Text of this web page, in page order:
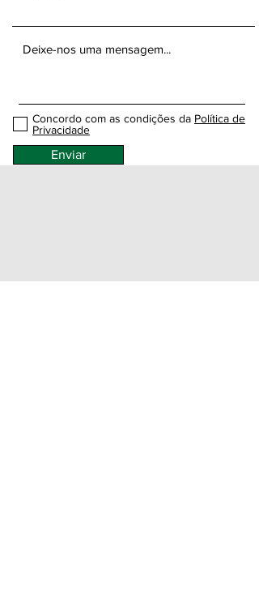
Concordo com as condições da Política de
Privacidade
Enviar